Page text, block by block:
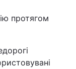
протягом